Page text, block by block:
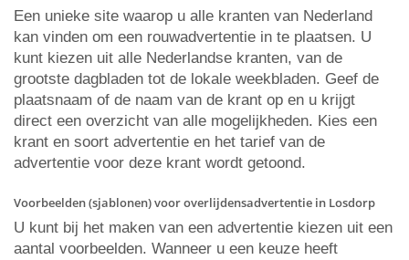
Een unieke site waarop u alle kranten van Nederland
kan vinden om een rouwadvertentie in te plaatsen. U
kunt kiezen uit alle Nederlandse kranten, van de
grootste dagbladen tot de lokale weekbladen. Geef de
plaatsnaam of de naam van de krant op en u krijgt
direct een overzicht van alle mogelijkheden. Kies een
krant en soort advertentie en het tarief van de
advertentie voor deze krant wordt getoond.
Voorbeelden (sjablonen) voor overlijdensadvertentie in Losdorp
U kunt bij het maken van een advertentie kiezen uit een
aantal voorbeelden. Wanneer u een keuze heeft